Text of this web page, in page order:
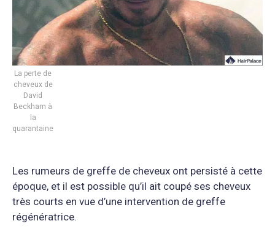
La perte de
cheveux de
David
Beckham à
la
quarantaine
Les rumeurs de greffe de cheveux ont persisté à cette
époque, et il est possible qu’il ait coupé ses cheveux
très courts en vue d’une intervention de greffe
régénératrice.